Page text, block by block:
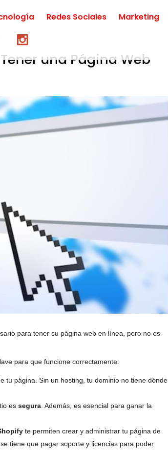
Redes Sociales Marketing
una Página Web
para tener su página web en línea, pero no es
para que funcione correctamente:
tu página. Sin un hosting, tu dominio no tiene dónde
essegura . Además, es esencial para ganar la
te permiten crear y administrar tu página de
tiene que pagar soporte y licencias para poder